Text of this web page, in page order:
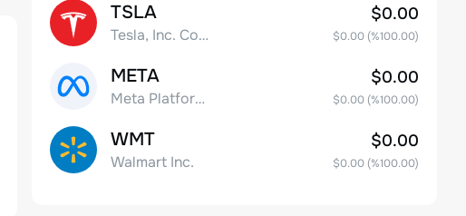
TSLA
Tesla, Inc. Common Stock
$0.00
$0.00(%100.00)
META
Meta Platforms, Inc. Class A Common Stock
$0.00
$0.00(%100.00)
WMT
Walmart Inc.
$0.00
$0.00(%100.00)